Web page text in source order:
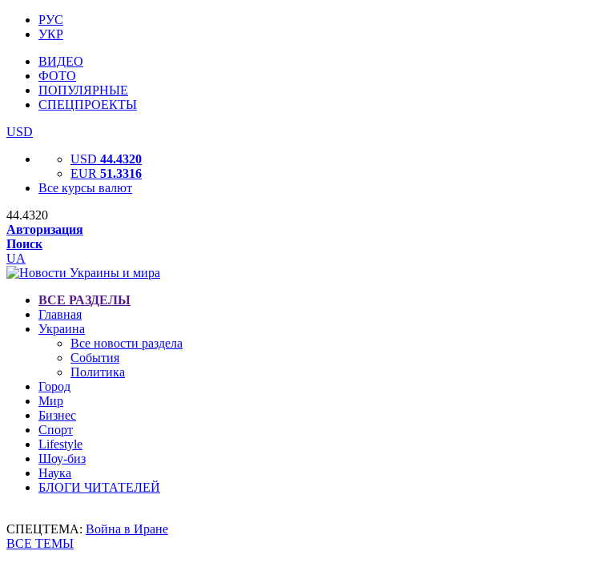
РУС
УКР
ВИДЕО
ФОТО
ПОПУЛЯРНЫЕ
СПЕЦПРОЕКТЫ
USD
USD 44.4320
EUR 51.3316
Все курсы валют
44.4320
Авторизация
Поиск
UA
ВСЕ РАЗДЕЛЫ
Главная
Украина
Все новости раздела
События
Политика
Город
Мир
Бизнес
Спорт
Lifestyle
Шоу-биз
Наука
БЛОГИ ЧИТАТЕЛЕЙ
СПЕЦТЕМА: Война в Иране
ВСЕ ТЕМЫ